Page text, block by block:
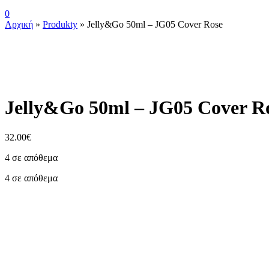
0
Αρχική » Produkty » Jelly&Go 50ml – JG05 Cover Rose
Jelly&Go 50ml – JG05 Cover
32.00€
4 σε απόθεμα
4 σε απόθεμα